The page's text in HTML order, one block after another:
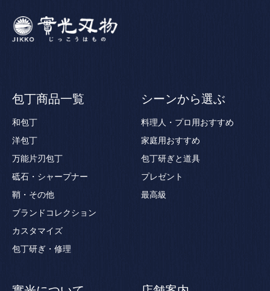
包丁商品一覧
和包丁
洋包丁
万能片刃包丁
砥石・シャープナー
鞘・その他
ブランドコレクション
カスタマイズ
包丁研ぎ・修理
シーンから選ぶ
料理人・プロ用おすすめ
家庭用おすすめ
包丁研ぎと道具
プレゼント
最高級